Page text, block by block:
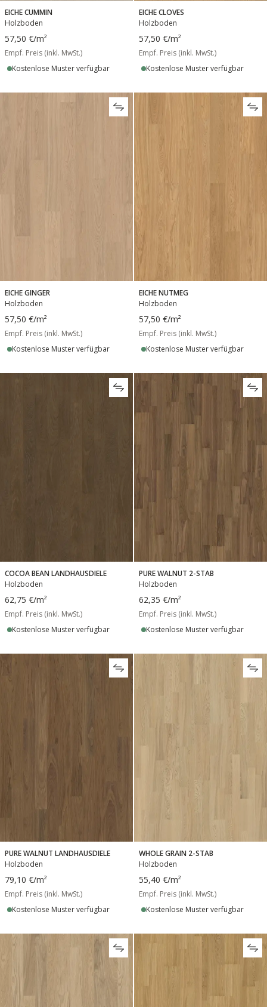
EICHE CUMMIN
Holzboden
57,50 €/m²
Empf. Preis (inkl. MwSt.)
Kostenlose Muster verfügbar
EICHE CLOVES
Holzboden
57,50 €/m²
Empf. Preis (inkl. MwSt.)
Kostenlose Muster verfügbar
EICHE GINGER
Holzboden
57,50 €/m²
Empf. Preis (inkl. MwSt.)
Kostenlose Muster verfügbar
EICHE NUTMEG
Holzboden
57,50 €/m²
Empf. Preis (inkl. MwSt.)
Kostenlose Muster verfügbar
COCOA BEAN LANDHAUSDIELE
Holzboden
62,75 €/m²
Empf. Preis (inkl. MwSt.)
Kostenlose Muster verfügbar
PURE WALNUT 2-STAB
Holzboden
62,35 €/m²
Empf. Preis (inkl. MwSt.)
Kostenlose Muster verfügbar
PURE WALNUT LANDHAUSDIELE
Holzboden
79,10 €/m²
Empf. Preis (inkl. MwSt.)
Kostenlose Muster verfügbar
WHOLE GRAIN 2-STAB
Holzboden
55,40 €/m²
Empf. Preis (inkl. MwSt.)
Kostenlose Muster verfügbar